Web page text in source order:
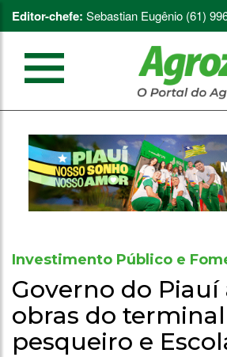
Editor-chefe: Sebastian Eugênio (61)
Investimento Público e
Governo do Piauí
obras do terminal
pesqueiro e